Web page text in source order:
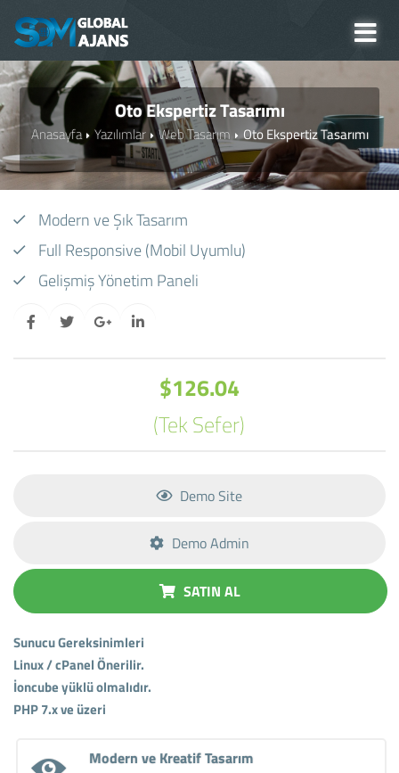
Oto Ekspertiz Tasarımı
Anasayfa Yazılımlar Web Tasarım Oto Ekspertiz Tasarımı
Modern ve Şık Tasarım
Full Responsive (Mobil Uyumlu)
Gelişmiş Yönetim Paneli
$126.04
(Tek Sefer)
Demo Site
Demo Admin
SATIN AL
Sunucu Gereksinimleri
Linux / cPanel Önerilir.
İoncube yüklü olmalıdır.
PHP 7.x ve üzeri
Modern ve Kreatif Tasarım